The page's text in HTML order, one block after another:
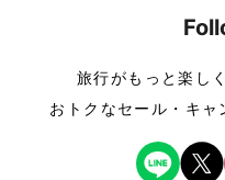
旅行がもっと楽し
おトクなセール・キ